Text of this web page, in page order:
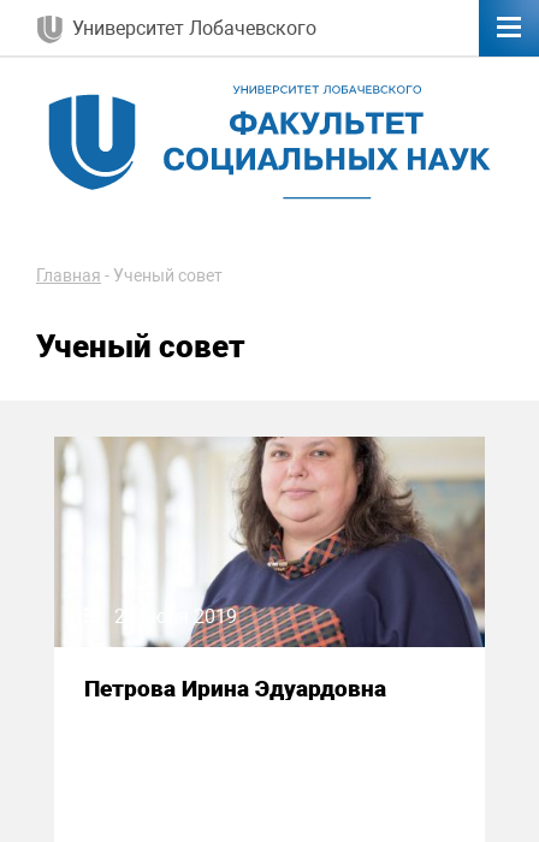
Университет Лобачевского
Главная - Ученый совет
Ученый совет
23 июля 2019
Петрова Ирина Эдуардовна